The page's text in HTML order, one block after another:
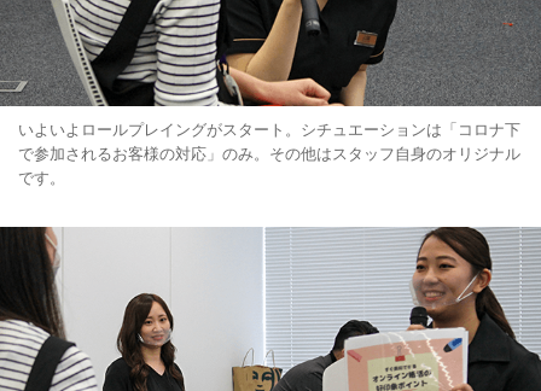
いよいよロールプレイングがスタート。シチュエーションは「コロナ下
で参加されるお客様の対応」のみ。その他はスタッフ自身のオリジナル
です。